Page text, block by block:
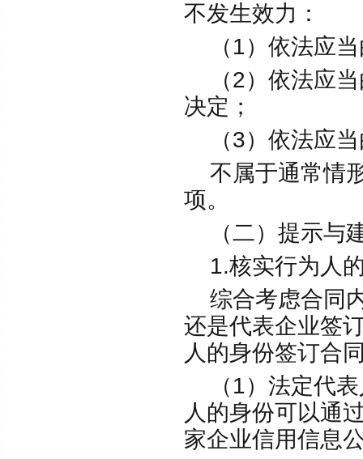
不发生效力：
（1）依法应当
（2）依法应当
决定；
（3）依法应当
不属于通常情
项。
（二）提示与
1.核实行为人
综合考虑合同
还是代表企业签
人的身份签订合
（1）法定代表
人的身份可以通
家企业信用信息